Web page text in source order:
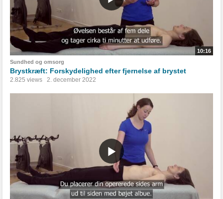
10:16
Sundhed og omsorg
Brystkræft: Forskydelighed efter fjernelse af brystet
2.825 views 2. december 2022